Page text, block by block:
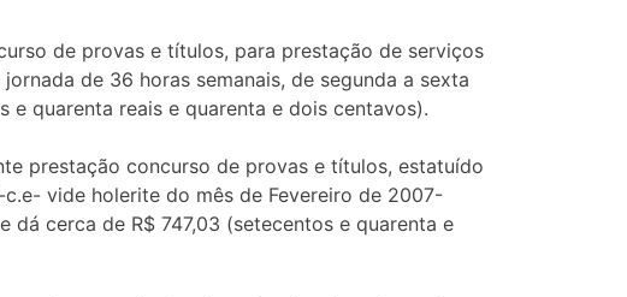
de provas e títulos, para prestação de serviços
de 36 horas semanais, de segunda a sexta
quarenta reais e quarenta e dois centavos).
prestação concurso de provas e títulos, estatuído
vide holerite do mês de Fevereiro de 2007-
cerca de R$ 747,03 (setecentos e quarenta e